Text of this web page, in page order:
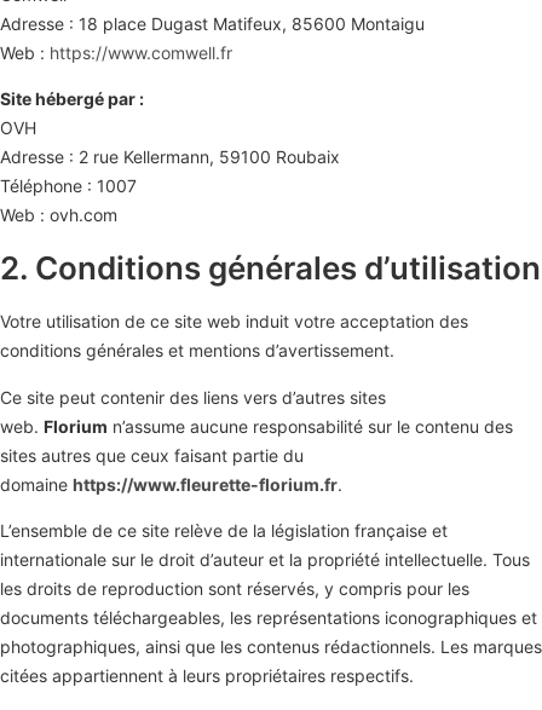
Adresse : 18 place Dugast Matifeux, 85600 Montaigu
Web : https://www.comwell.fr
Site hébergé par :
OVH
Adresse : 2 rue Kellermann, 59100 Roubaix
Téléphone : 1007
Web : ovh.com
2. Conditions générales d’utilisation
Votre utilisation de ce site web induit votre acceptation des
conditions générales et mentions d’avertissement.
Ce site peut contenir des liens vers d’autres sites
web. Florium n’assume aucune responsabilité sur le contenu des
sites autres que ceux faisant partie du
domaine https://www.fleurette-florium.fr.
L’ensemble de ce site relève de la législation française et
internationale sur le droit d’auteur et la propriété intellectuelle. Tous
les droits de reproduction sont réservés, y compris pour les
documents téléchargeables, les représentations iconographiques et
photographiques, ainsi que les contenus rédactionnels. Les marques
citées appartiennent à leurs propriétaires respectifs.